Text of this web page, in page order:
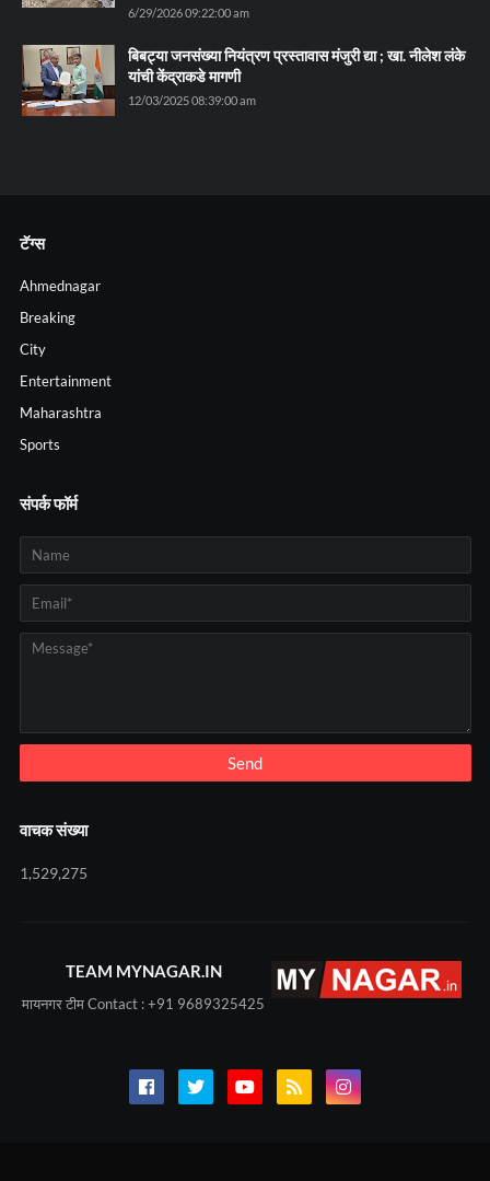
6/29/2026 09:22:00 am
बिबट्या जनसंख्या नियंत्रण प्रस्तावास मंजुरी द्या ; खा. नीलेश लंके
यांची केंद्राकडे मागणी
12/03/2025 08:39:00 am
टॅग्स
Ahmednagar
Breaking
City
Entertainment
Maharashtra
Sports
संपर्क फॉर्म
वाचक संख्या
1,529,275
TEAM MYNAGAR.IN
मायनगर टीम Contact : +91 9689325425